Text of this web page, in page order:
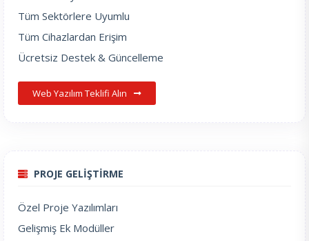
Tüm Sektörlere Uyumlu
Tüm Cihazlardan Erişim
Ücretsiz Destek & Güncelleme
Web Yazılım Teklifi Alın
PROJE GELİŞTİRME
Özel Proje Yazılımları
Gelişmiş Ek Modüller